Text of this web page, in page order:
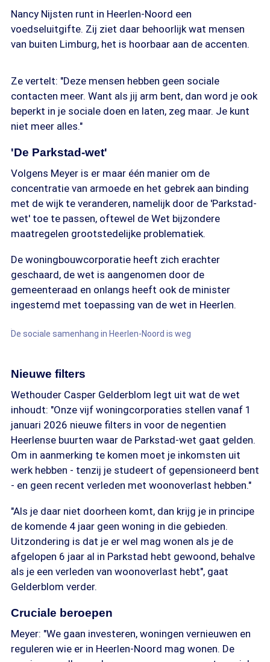
Nancy Nijsten runt in Heerlen-Noord een
voedseluitgifte. Zij ziet daar behoorlijk wat mensen
van buiten Limburg, het is hoorbaar aan de accenten.
Ze vertelt: "Deze mensen hebben geen sociale
contacten meer. Want als jij arm bent, dan word je ook
beperkt in je sociale doen en laten, zeg maar. Je kunt
niet meer alles."
'De Parkstad-wet'
Volgens Meyer is er maar één manier om de
concentratie van armoede en het gebrek aan binding
met de wijk te veranderen, namelijk door de 'Parkstad-
wet' toe te passen, oftewel de Wet bijzondere
maatregelen grootstedelijke problematiek.
De woningbouwcorporatie heeft zich erachter
geschaard, de wet is aangenomen door de
gemeenteraad en onlangs heeft ook de minister
ingestemd met toepassing van de wet in Heerlen.
De sociale samenhang in Heerlen-Noord is weg
Nieuwe filters
Wethouder Casper Gelderblom legt uit wat de wet
inhoudt: "Onze vijf woningcorporaties stellen vanaf 1
januari 2026 nieuwe filters in voor de negentien
Heerlense buurten waar de Parkstad-wet gaat gelden.
Om in aanmerking te komen moet je inkomsten uit
werk hebben - tenzij je studeert of gepensioneerd bent
- en geen recent verleden met woonoverlast hebben."
"Als je daar niet doorheen komt, dan krijg je in principe
de komende 4 jaar geen woning in die gebieden.
Uitzondering is dat je er wel mag wonen als je de
afgelopen 6 jaar al in Parkstad hebt gewoond, behalve
als je een verleden van woonoverlast hebt", gaat
Gelderblom verder.
Cruciale beroepen
Meyer: "We gaan investeren, woningen vernieuwen en
reguleren wie er in Heerlen-Noord mag wonen. De